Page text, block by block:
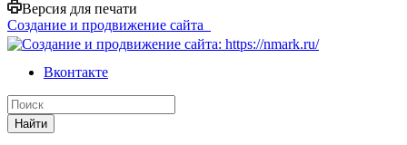
Версия для печати
Создание и продвижение сайта
Вконтакте
Найти